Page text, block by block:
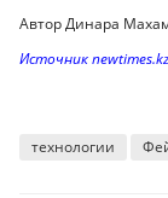
Автор Динара
Источник newtimes.kz
технологии